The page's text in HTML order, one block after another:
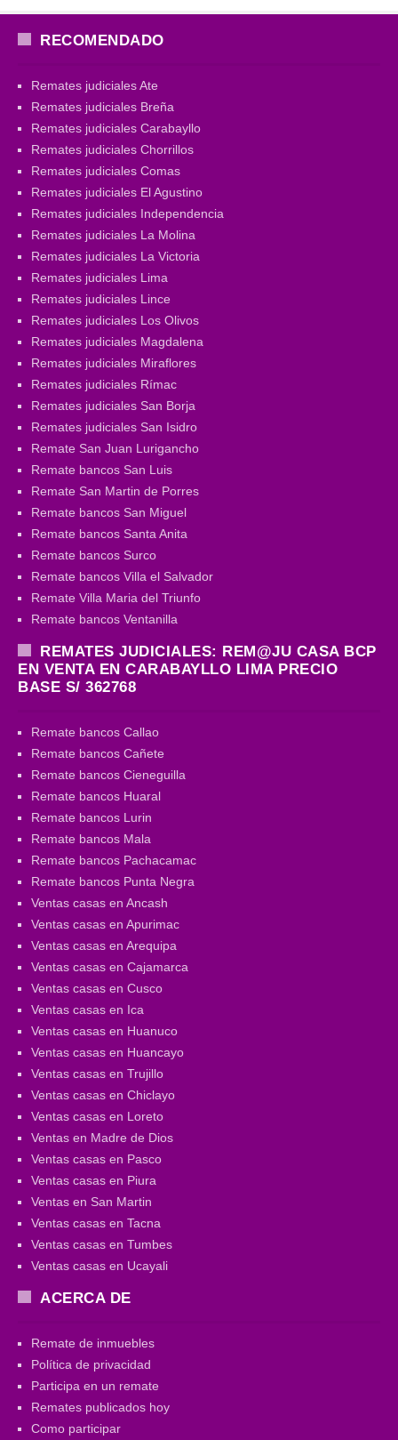
RECOMENDADO
Remates judiciales Ate
Remates judiciales Breña
Remates judiciales Carabayllo
Remates judiciales Chorrillos
Remates judiciales Comas
Remates judiciales El Agustino
Remates judiciales Independencia
Remates judiciales La Molina
Remates judiciales La Victoria
Remates judiciales Lima
Remates judiciales Lince
Remates judiciales Los Olivos
Remates judiciales Magdalena
Remates judiciales Miraflores
Remates judiciales Rímac
Remates judiciales San Borja
Remates judiciales San Isidro
Remate San Juan Lurigancho
Remate bancos San Luis
Remate San Martin de Porres
Remate bancos San Miguel
Remate bancos Santa Anita
Remate bancos Surco
Remate bancos Villa el Salvador
Remate Villa Maria del Triunfo
Remate bancos Ventanilla
REMATES JUDICIALES: REM@JU CASA BCP
EN VENTA EN CARABAYLLO LIMA PRECIO
BASE S/ 362768
Remate bancos Callao
Remate bancos Cañete
Remate bancos Cieneguilla
Remate bancos Huaral
Remate bancos Lurin
Remate bancos Mala
Remate bancos Pachacamac
Remate bancos Punta Negra
Ventas casas en Ancash
Ventas casas en Apurimac
Ventas casas en Arequipa
Ventas casas en Cajamarca
Ventas casas en Cusco
Ventas casas en Ica
Ventas casas en Huanuco
Ventas casas en Huancayo
Ventas casas en Trujillo
Ventas casas en Chiclayo
Ventas casas en Loreto
Ventas en Madre de Dios
Ventas casas en Pasco
Ventas casas en Piura
Ventas en San Martin
Ventas casas en Tacna
Ventas casas en Tumbes
Ventas casas en Ucayali
ACERCA DE
Remate de inmuebles
Política de privacidad
Participa en un remate
Remates publicados hoy
Como participar